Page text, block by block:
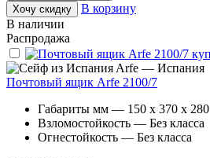
Хочу скидку
В корзину
В наличии
Распродажа
Arfe — Испания
Почтовый ящик Arfe 2100/7
Габариты мм — 150 x 370 x 280
Взломостойкость — Без класса
Огнестойкость — Без класса